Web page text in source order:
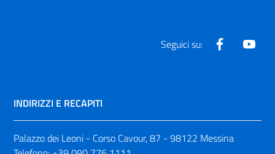
Seguici su: Facebook
INDIRIZZI E RECAPITI
Palazzo dei Leoni - Corso Cavour, 87 - 98122 Messina